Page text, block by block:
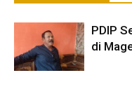
PDIP
di